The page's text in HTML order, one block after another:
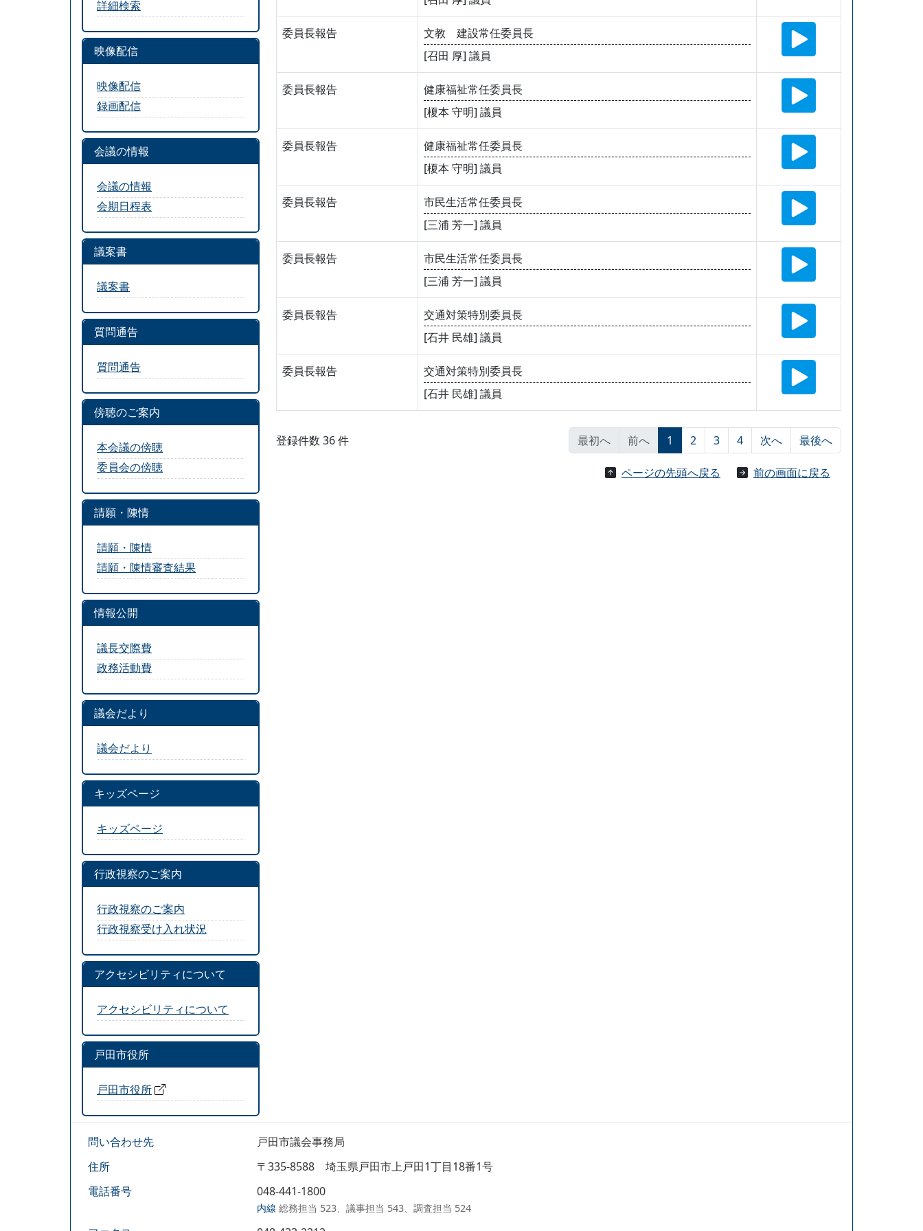
委員長報告
文教 建設常任委員長
[召田 厚] 議員
委員長報告
健康福祉常任委員長
[榎本 守明] 議員
委員長報告
健康福祉常任委員長
[榎本 守明] 議員
委員長報告
市民生活常任委員長
[三浦 芳一] 議員
委員長報告
市民生活常任委員長
[三浦 芳一] 議員
委員長報告
交通対策特別委員長
[石井 民雄] 議員
委員長報告
交通対策特別委員長
[石井 民雄] 議員
登録件数 36 件 最初へ 前へ 1 2 3 4 次へ 最後へ
ページの先頭へ戻る 前の画面に戻る
詳細検索
映像配信
映像配信
録画配信
会議の情報
会議の情報
会期日程表
議案書
議案書
質問通告
質問通告
傍聴のご案内
本会議の傍聴
委員会の傍聴
請願・陳情
請願・陳情
請願・陳情審査結果
情報公開
議長交際費
政務活動費
議会だより
議会だより
キッズページ
キッズページ
行政視察のご案内
行政視察のご案内
行政視察受け入れ状況
アクセシビリティについて
アクセシビリティについて
戸田市役所
戸田市役所
問い合わせ先
戸田市議会事務局
住所
〒335-8588 埼玉県戸田市上戸田1丁目18番1号
電話番号
048-441-1800
内線 総務担当 523、議事担当 543、調査担当 524